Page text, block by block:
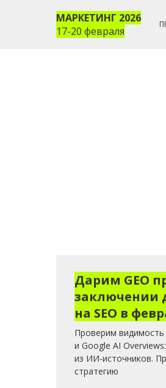
МАРКЕТИНГ 2026
17-20 февраля
Дарим GEO
заключении
на SEO в
Проверим видимость
и Google AI
из ИИ-источников.
стратегию